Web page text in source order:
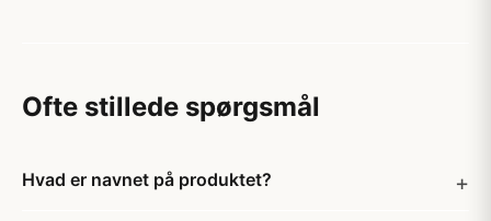
Ofte stillede spørgsmål
Hvad er navnet på produktet?